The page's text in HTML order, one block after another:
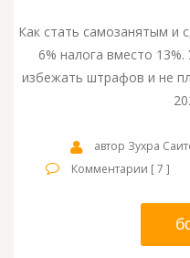
Как стать самозанятым и
6% налога вместо
избежать штрафов и не
автор Зухра
Комментарии [ 7 ]